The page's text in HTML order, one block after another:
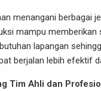
menangani berbagai
mampu memberikan
lapangan
berjalan lebih efektif
Tim Ahli dan